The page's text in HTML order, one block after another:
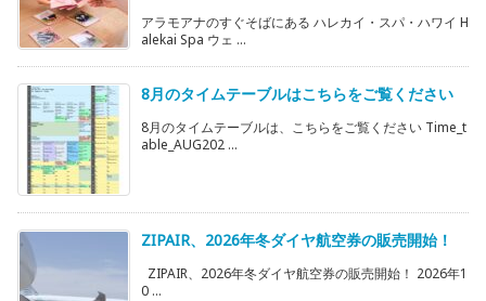
アラモアナのすぐそばにある ハレカイ・スパ・ハワイ H
alekai Spa ウェ ...
8月のタイムテーブルはこちらをご覧ください
8月のタイムテーブルは、こちらをご覧ください Time_t
able_AUG202 ...
ZIPAIR、2026年冬ダイヤ航空券の販売開始！
ZIPAIR、2026年冬ダイヤ航空券の販売開始！ 2026年1
0 ...